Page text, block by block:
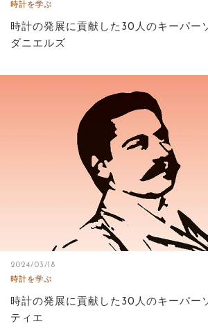
時計を学ぶ
時計の発展に貢献した30人のキーパー
ダニエルズ
2024/03/18
時計を学ぶ
時計の発展に貢献した30人のキーパー
ティエ